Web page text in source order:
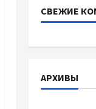
СВЕЖИЕ
АРХИВЫ